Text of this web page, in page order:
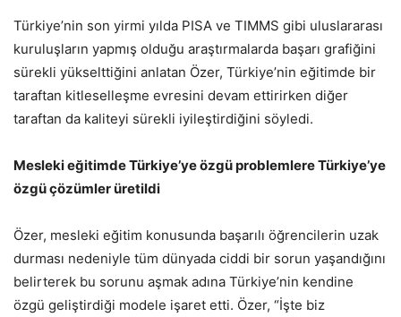
Türkiye’nin son yirmi yılda PISA ve TIMMS gibi uluslararası
kuruluşların yapmış olduğu araştırmalarda başarı grafiğini
sürekli yükselttiğini anlatan Özer, Türkiye’nin eğitimde bir
taraftan kitleselleşme evresini devam ettirirken diğer
taraftan da kaliteyi sürekli iyileştirdiğini söyledi.
Mesleki eğitimde Türkiye’ye özgü problemlere Türkiye’ye
özgü çözümler üretildi
Özer, mesleki eğitim konusunda başarılı öğrencilerin uzak
durması nedeniyle tüm dünyada ciddi bir sorun yaşandığını
belirterek bu sorunu aşmak adına Türkiye’nin kendine
özgü geliştirdiği modele işaret etti. Özer, “İşte biz